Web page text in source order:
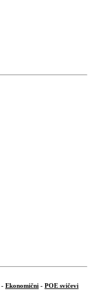
- Ekonomični - POE svičevi